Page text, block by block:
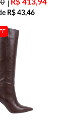
R$ 413,94
R$43,46